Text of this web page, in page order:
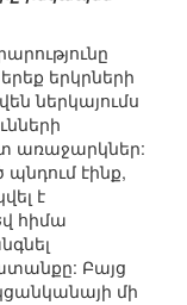
երկրների
ներկայումս
առաջարկներ:
էինք,
է
հիմա
Բայց
մի